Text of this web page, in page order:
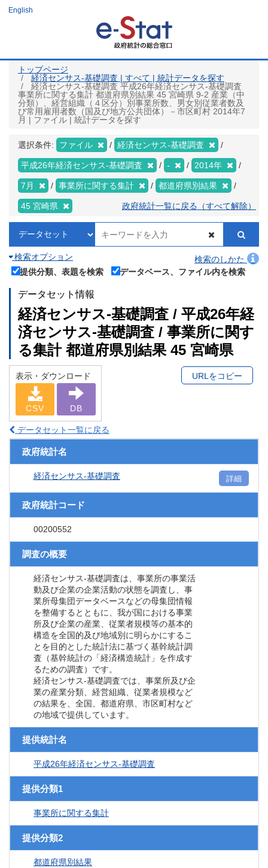
ツ
English
トップページ
経済センサス‐基礎調査 | すべて | 統計データを探す
経済センサス‐基礎調査 平成26年経済センサス‐基礎調査
事業所に関する集計 都道府県別結果 45 宮崎県 9-2 産業（中
分類）、経営組織（４区分）別事業所数、男女別従業者数及
び常用雇用者数（国及び地方公共団体）－市区町村 2014年7
月 | ファイル | 統計データを探す
選択条件: ファイル 経済センサス‐基礎調査
平成26年経済センサス‐基礎調査 - 2014年
7月 事業所に関する集計 都道府県別結果
45 宮崎県 政府統計一覧に戻る（すべて解除）
検索オプション
検索のしかた
提供分類、表題を検索
データベース、ファイル内を検索
データセット情報
経済センサス‐基礎調査 / 平成26年経
済センサス‐基礎調査 / 事業所に関す
る集計 都道府県別結果 45 宮崎県
表示・ダウンロード
CSV DB
URLをコピー
データセット一覧に戻る
政府統計名
経済センサス‐基礎調査 詳細
政府統計コード
00200552
調査の概要
経済センサス‐基礎調査は、事業所の事業活
動及び企業の企業活動の状態を調査し、事
業所母集団データベースなどの母集団情報
を整備するとともに、我が国における事業
所及び企業の産業、従業者規模等の基本的
構造を全国的及び地域別に明らかにするこ
とを目的とした統計法に基づく基幹統計調
査（基幹統計の「経済構造統計」を作成す
るための調査）です。
経済センサス‐基礎調査では、事業所及び企
業の産業分類、経営組織、従業者規模など
の結果を、全国、都道府県、市区町村など
の地域で提供しています。
提供統計名
平成26年経済センサス‐基礎調査
提供分類1
事業所に関する集計
提供分類2
都道府県別結果